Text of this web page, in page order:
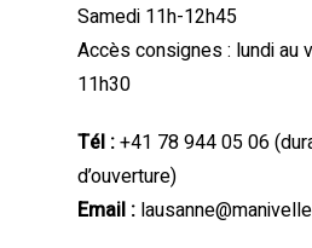
Samedi 11h-12h45
Accès consignes : lundi au
11h30
Tél :+41 78 944 05 06
d’ouverture)
Email :